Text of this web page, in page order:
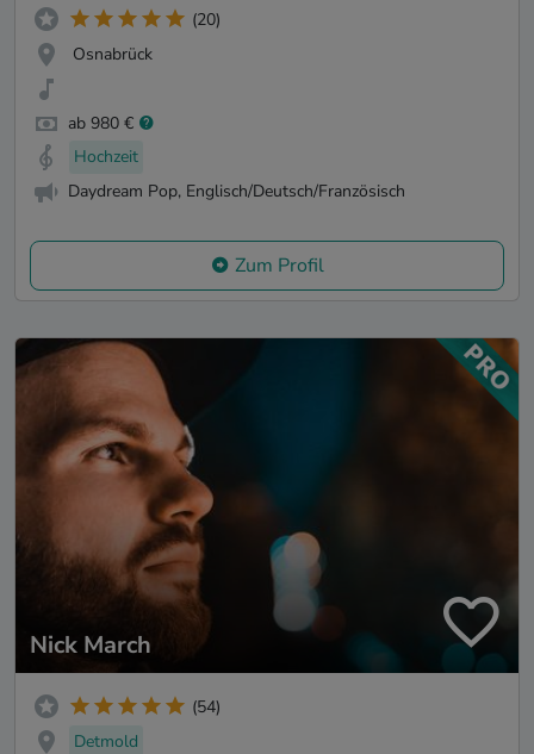
(20)
Osnabrück
ab 980 €
Hochzeit
Daydream Pop, Englisch/Deutsch/Französisch
Zum Profil
Nick March
(54)
Detmold